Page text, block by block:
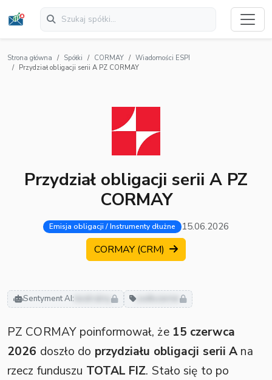
Strona główna Spółki CORMAY
Wiadomości ESPI
Przydział obligacji serii A PZ CORMAY
Przydział obligacji serii A PZ
CORMAY
Emisja obligacji / Instrumenty dłużne 15.06.2026
CORMAY (CRM)
Sentyment AI: neutralny zadłużenie
PZ CORMAY poinformował, że 15 czerwca
2026 doszło do przydziału obligacji serii A na
rzecz funduszu TOTAL FIZ. Stało się to po